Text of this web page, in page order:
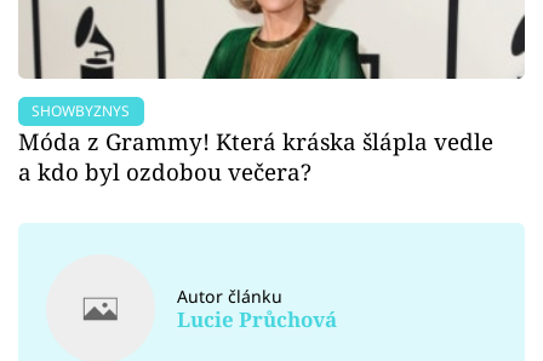
SHOWBYZNYS
Móda z Grammy! Která kráska šlápla vedle
a kdo byl ozdobou večera?
Autor článku
Lucie Průchová